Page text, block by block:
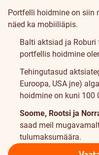
Portfelli hoidmine on siin
näed ka mobiiliäpis.
Balti aktsiad ja
portfellis hoidmine
Tehingutasud
Euroopa, USA jne)
hoidmine on kuni 100
Soome, Rootsi ja
saad meil
tulumaksumäära.